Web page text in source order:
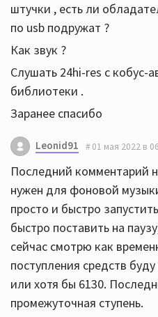
штучки , есть ли
по usb подружат ?
Как звук ?
Слушать 24hi-res с кобус-
библиотеки .
Заранее спасибо
Leonid91 01 мая 2022 в
Последний комментарий
нужен для фоновой
просто и быстро
быстро поставить на
сейчас смотрю как
поступления средств
или хотя бы 6130.
промежуточная ступень.